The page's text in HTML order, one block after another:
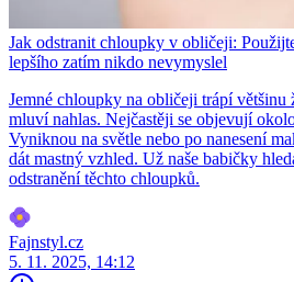
Jak odstranit chloupky v obličeji:
lepšího zatím nikdo nevymyslel
Jemné chloupky na obličeji trápí
mluví nahlas. Nejčastěji se objevují
Vyniknou na světle nebo po nanesení
dát mastný vzhled. Už naše babičky
odstranění těchto chloupků.
Fajnstyl.cz
5. 11. 2025, 14:12